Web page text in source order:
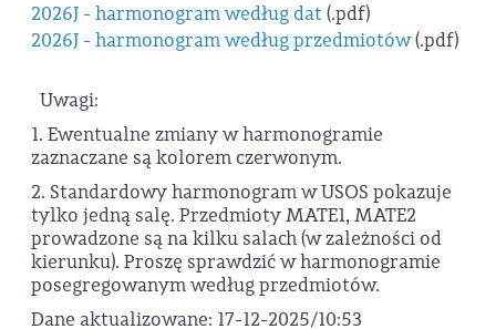
2026J - harmonogram według dat (.pdf)
2026J - harmonogram według przedmiotów(.pdf)
Uwagi:
1. Ewentualne zmiany w harmonogramie
zaznaczane są kolorem czerwonym.
2. Standardowy harmonogram w USOS pokazuje
tylko jedną salę. Przedmioty MATE1, MATE2
prowadzone są na kilku salach (w zależności od
kierunku). Proszę sprawdzić w harmonogramie
posegregowanym według przedmiotów.
Dane aktualizowane: 17-12-2025/10:53